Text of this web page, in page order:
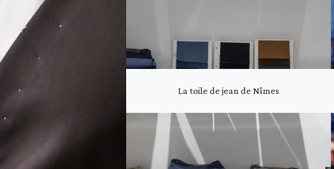
La toile de jean de Nîmes